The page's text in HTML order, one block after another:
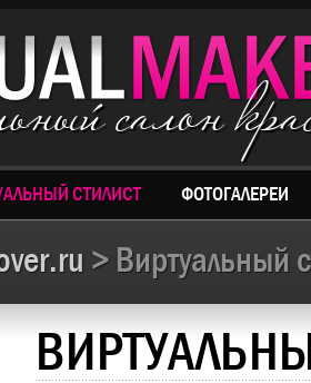
салон
СТИЛИСТ ФОТОГАЛЕРЕИ
> Виртуальный